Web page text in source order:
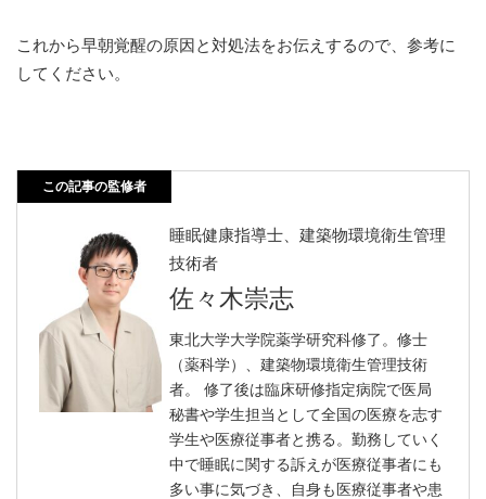
これから早朝覚醒の原因と対処法をお伝えするので、参考に
してください。
この記事の監修者
睡眠健康指導士、建築物環境衛生管理
技術者
佐々木崇志
東北大学大学院薬学研究科修了。修士
（薬科学）、建築物環境衛生管理技術
者。 修了後は臨床研修指定病院で医局
秘書や学生担当として全国の医療を志す
学生や医療従事者と携る。勤務していく
中で睡眠に関する訴えが医療従事者にも
多い事に気づき、自身も医療従事者や患